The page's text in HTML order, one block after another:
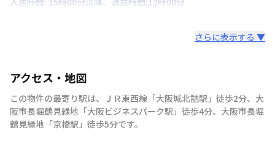
さらに表示する ▼
アクセス・地図
この物件の最寄り駅は、 ＪＲ東西線 「大阪城北詰駅 」 徒歩2分、 大
阪市長堀鶴見緑地 「大阪ビジネスパーク駅 」 徒歩4分、 大阪市長堀
鶴見緑地 「京橋駅 」 徒歩5分です。